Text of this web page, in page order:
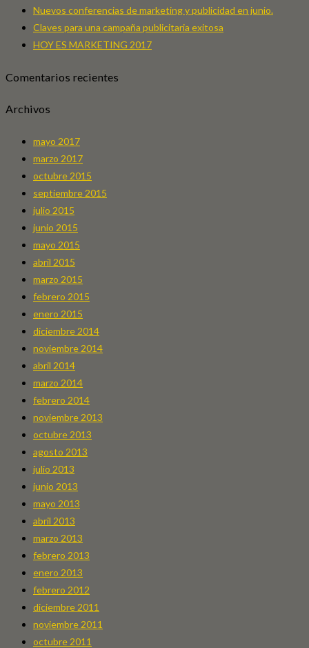
Nuevos conferencias de marketing y publicidad en junio.
Claves para una campaña publicitaria exitosa
HOY ES MARKETING 2017
Comentarios recientes
Archivos
mayo 2017
marzo 2017
octubre 2015
septiembre 2015
julio 2015
junio 2015
mayo 2015
abril 2015
marzo 2015
febrero 2015
enero 2015
diciembre 2014
noviembre 2014
abril 2014
marzo 2014
febrero 2014
noviembre 2013
octubre 2013
agosto 2013
julio 2013
junio 2013
mayo 2013
abril 2013
marzo 2013
febrero 2013
enero 2013
febrero 2012
diciembre 2011
noviembre 2011
octubre 2011